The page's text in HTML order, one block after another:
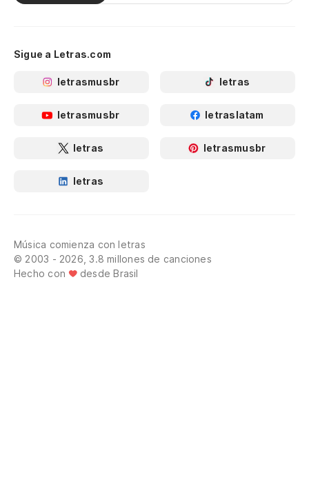
Sigue a Letras.com
letrasmusbr letras
letrasmusbr letraslatam
letras letrasmusbr
letras
Música comienza con letras
© 2003 - 2026, 3.8 millones de canciones
Hecho con
desde Brasil